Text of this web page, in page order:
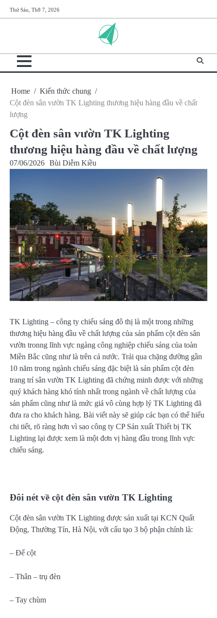
to
Thứ Sáu, Th8 7, 2026
Home
Kiến thức chung
Cột đèn sân vườn TK Lighting thương hiệu hàng đầu về chất
lượng
Cột đèn sân vườn TK Lighting
thương hiệu hàng đầu về chất lượng
07/06/2026 Bùi Diễm Kiều
TK Lighting – công ty chiếu sáng đô thị là một trong những
thương hiệu hàng đầu về chất lượng của sản phẩm cột đèn sân
vườn tronng lĩnh vực ngàng công nghiệp chiếu sáng của toàn
Miền Bắc cũng như là trên cả nước. Trải qua chặng đường gần
10 năm trong ngành chiếu sáng đặc biệt là sản phẩm cột đèn
trang trí sân vườn TK Lighting đã chứng minh được với những
quý khách hàng khó tính nhất trong ngành về chất lượng của
sản phẩm cũng như là mức giá vô cùng hợp lý TK Lighting đã
đưa ra cho khách hàng. Bài viết này sẽ giúp các bạn có thể hiểu
chi tiết, rõ ràng hơn vì sao công ty CP Sản xuất Thiết bị TK
Lighting lại được xem là một đơn vị hàng đầu trong lĩnh vực
chiếu sáng.
Đôi nét về cột đèn sân vườn TK Lighting
Cột đèn sân vườn TK Lighting được sản xuất tại KCN Quất
Động, Thường Tín, Hà Nội, với cấu tạo 3 bộ phận chính là:
– Đế cột
– Thân – trụ đèn
– Tay chùm